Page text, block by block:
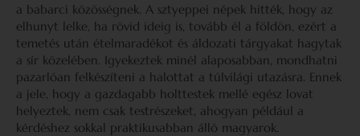
a babarci közösségnek. A sztyeppei népek hitték, hogy az
elhunyt lelke, ha rövid ideig is, tovább él a földön, ezért a
temetés után ételmaradékot és áldozati tárgyakat hagytak
a sír közelében. Igyekeztek minél alaposabban, mondhatni
pazarlóan felkészíteni a halottat a túlvilági utazásra. Ennek
a jele, hogy a gazdagabb holttestek mellé egész lovat
helyeztek, nem csak testrészeket, ahogyan például a
kérdéshez sokkal praktikusabban álló magyarok.